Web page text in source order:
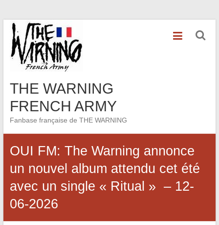
Skip
content
THE WARNING
FRENCH ARMY
Fanbase française de THE WARNING
OUI FM: The Warning annonce
un nouvel album attendu cet été
avec un single « Ritual » – 12-
06-2026